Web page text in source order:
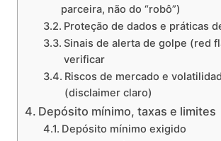
parceira, não do “robô”)
Proteção de dados e práticas
Sinais de alerta de golpe (red
verificar
Riscos de mercado e
(disclaimer claro)
Depósito mínimo, taxas e limites
Depósito mínimo exigido